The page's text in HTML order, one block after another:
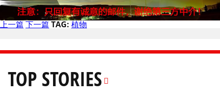
上一篇 下一篇 TAG: 植物
TOP STORIES